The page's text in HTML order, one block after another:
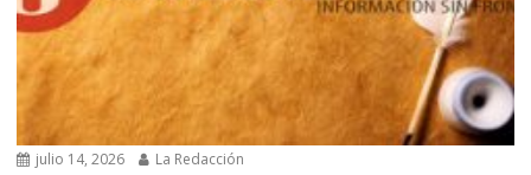
julio 14, 2026 La Redacción